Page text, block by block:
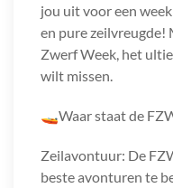
jou uit voor een
en pure zeilvreugde!
Zwerf Week, het
wilt missen.
🚤Waar staat de
Zeilavontuur: De
beste avonturen te